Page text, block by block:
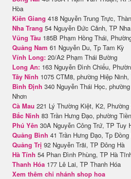
Hòa
Kiên Giang 418 Nguyễn Trung Trực,
Nha Trang 54 Nguyễn Đức Cảnh, TP
Vũng Tàu 185B Phạm Hồng Thái,
Quảng Nam 61 Nguyễn Du, Tp Tam Kỳ
Vĩnh Long: 20/A2 Phạm Thái Bường
Long An: 163 Nguyễn Đình Chiểu,
Tây Ninh 1075 CTM8, phường Hiệp
Bình Định 340 Nguyễn Thái Học,
Nhơn
Cà Mau 221 Lý Thường Kiệt, K2,
Bắc Ninh 83 Trần Hưng Đạo, phường
Phú Yên 30A Nguyễn Công Trứ, TP Tuy
Quảng Bình 41 Trần Hưng Đạo, Tp Đồng
Quảng Trị 92 Nguyễn Trãi, TP Đông Hà
Hà Tĩnh 54 Phan Đình Phùng, TP Hà
Thanh Hóa 177 Lê Lai, TP Thanh Hóa
Xem thêm chi nhánh shop hoa